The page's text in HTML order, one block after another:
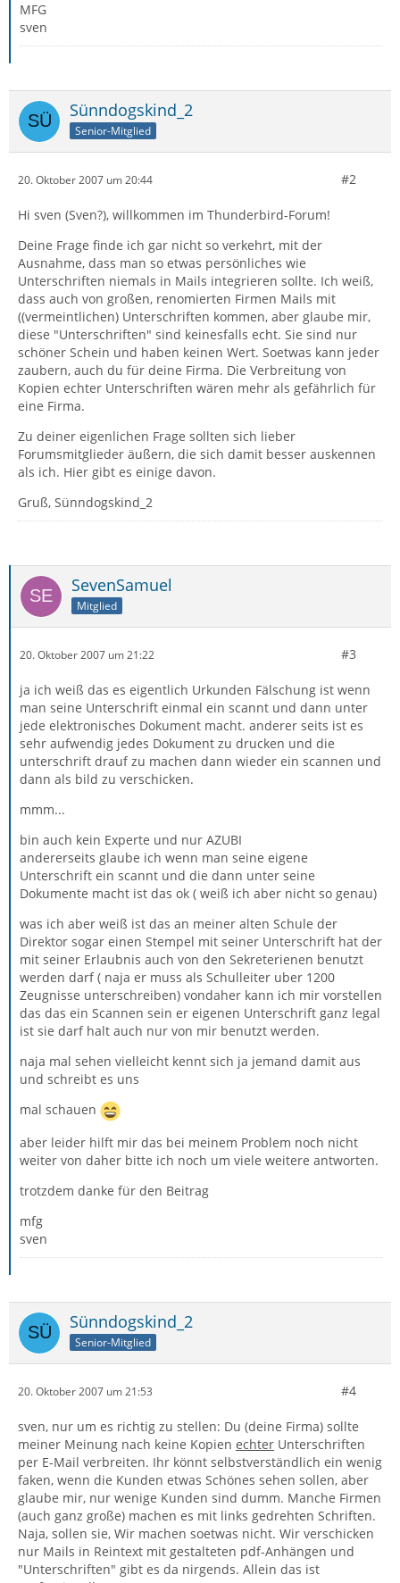
MFG
sven
Sünndogskind_2
Senior-Mitglied
20. Oktober 2007 um 20:44 #2
Hi sven (Sven?), willkommen im Thunderbird-Forum!
Deine Frage finde ich gar nicht so verkehrt, mit der
Ausnahme, dass man so etwas persönliches wie
Unterschriften niemals in Mails integrieren sollte. Ich weiß,
dass auch von großen, renomierten Firmen Mails mit
((vermeintlichen) Unterschriften kommen, aber glaube mir,
diese "Unterschriften" sind keinesfalls echt. Sie sind nur
schöner Schein und haben keinen Wert. Soetwas kann jeder
zaubern, auch du für deine Firma. Die Verbreitung von
Kopien echter Unterschriften wären mehr als gefährlich für
eine Firma.
Zu deiner eigenlichen Frage sollten sich lieber
Forumsmitglieder äußern, die sich damit besser auskennen
als ich. Hier gibt es einige davon.
Gruß, Sünndogskind_2
SevenSamuel
Mitglied
20. Oktober 2007 um 21:22 #3
ja ich weiß das es eigentlich Urkunden Fälschung ist wenn
man seine Unterschrift einmal ein scannt und dann unter
jede elektronisches Dokument macht. anderer seits ist es
sehr aufwendig jedes Dokument zu drucken und die
unterschrift drauf zu machen dann wieder ein scannen und
dann als bild zu verschicken.
mmm...
bin auch kein Experte und nur AZUBI
andererseits glaube ich wenn man seine eigene
Unterschrift ein scannt und die dann unter seine
Dokumente macht ist das ok ( weiß ich aber nicht so genau)
was ich aber weiß ist das an meiner alten Schule der
Direktor sogar einen Stempel mit seiner Unterschrift hat der
mit seiner Erlaubnis auch von den Sekreterienen benutzt
werden darf ( naja er muss als Schulleiter uber 1200
Zeugnisse unterschreiben) vondaher kann ich mir vorstellen
das das ein Scannen sein er eigenen Unterschrift ganz legal
ist sie darf halt auch nur von mir benutzt werden.
naja mal sehen vielleicht kennt sich ja jemand damit aus
und schreibt es uns
mal schauen
aber leider hilft mir das bei meinem Problem noch nicht
weiter von daher bitte ich noch um viele weitere antworten.
trotzdem danke für den Beitrag
mfg
sven
Sünndogskind_2
Senior-Mitglied
20. Oktober 2007 um 21:53 #4
sven, nur um es richtig zu stellen: Du (deine Firma) sollte
meiner Meinung nach keine Kopien echter Unterschriften
per E-Mail verbreiten. Ihr könnt selbstverständlich ein wenig
faken, wenn die Kunden etwas Schönes sehen sollen, aber
glaube mir, nur wenige Kunden sind dumm. Manche Firmen
(auch ganz große) machen es mit links gedrehten Schriften.
Naja, sollen sie, Wir machen soetwas nicht. Wir verschicken
nur Mails in Reintext mit gestalteten pdf-Anhängen und
"Unterschriften" gibt es da nirgends. Allein das ist